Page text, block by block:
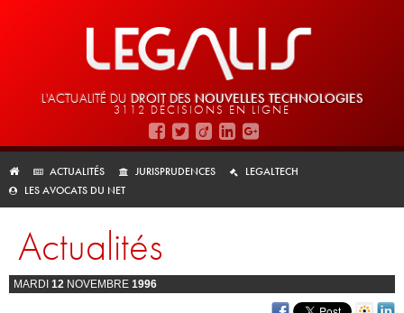
L'ACTUALITÉ DU DROIT DES NOUVELLES TECHNOLOGIES
3112 DÉCISIONS EN LIGNE
ACTUALITÉS JURISPRUDENCES
LEGALTECH
LES AVOCATS DU NET
Actualités
MARDI 12 NOVEMBRE 1996